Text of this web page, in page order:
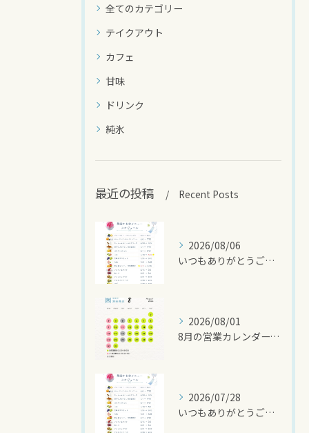
全てのカテゴリー
テイクアウト
カフェ
甘味
ドリンク
純氷
最近の投稿 Recent Posts
2026/08/06
いつもありがとうございます🍧
2026/08/01
8月の営業カレンダーです🌻
2026/07/28
いつもありがとうございます